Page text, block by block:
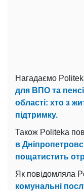
Нагадаємо
для ВПО та
області: хто з
підтримку.
Також Politeka
в
пощатистить
Як повідомляла
комунальні